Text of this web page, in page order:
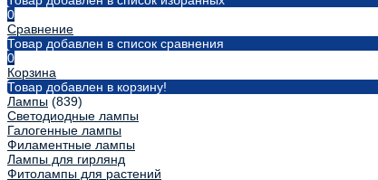
0
Сравнение
Товар добавлен в список сравнения
0
Корзина
Товар добавлен в корзину!
Лампы (839)
Светодиодные лампы
Галогенные лампы
Филаментные лампы
Лампы для гирлянд
Фитолампы для растений